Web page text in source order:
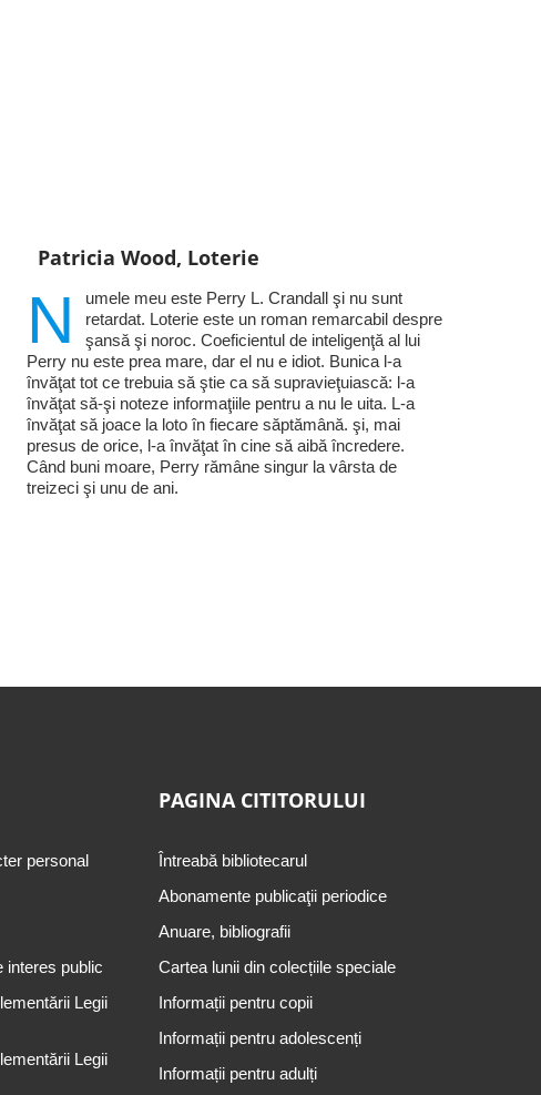
Patricia Wood, Loterie
N
umele meu este Perry L. Crandall şi nu sunt
retardat. Loterie este un roman remarcabil despre
şansă şi noroc. Coeficientul de inteligenţă al lui
Perry nu este prea mare, dar el nu e idiot. Bunica l-a
învăţat tot ce trebuia să ştie ca să supravieţuiască: l-a
învăţat să-şi noteze informaţiile pentru a nu le uita. L-a
învăţat să joace la loto în fiecare săptămână. şi, mai
presus de orice, l-a învăţat în cine să aibă încredere.
Când buni moare, Perry rămâne singur la vârsta de
treizeci şi unu de ani.
personal
interes public
Legii
Legii
PAGINA CITITORULUI
Întreabă bibliotecarul
Abonamente publicaţii periodice
Anuare, bibliografii
Cartea lunii din colecțiile speciale
Informații pentru copii
Informații pentru adolescenți
Informații pentru adulți